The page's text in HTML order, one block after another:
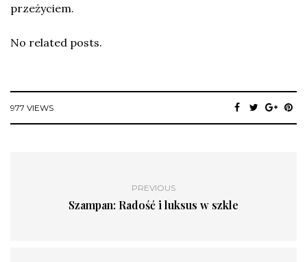
przeżyciem.
No related posts.
977 VIEWS
PREVIOUS
Szampan: Radość i luksus w szkle